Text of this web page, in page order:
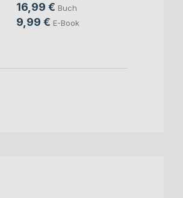
16,99 € Buch
9,99 € E-Book